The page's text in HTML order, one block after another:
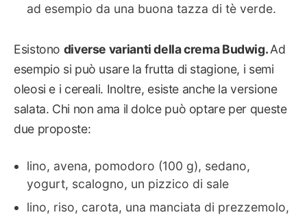
ad esempio da una buona tazza di tè verde.
Esistono diverse varianti della crema Budwig.Ad
esempio si può usare la frutta di stagione, i semi
oleosi e i cereali. Inoltre, esiste anche la versione
salata. Chi non ama il dolce può optare per queste
due proposte:
lino, avena, pomodoro (100 g), sedano,
yogurt, scalogno, un pizzico di sale
lino, riso, carota, una manciata di prezzemolo,